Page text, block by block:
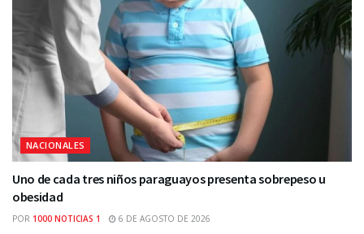
NACIONALES
Uno de cada tres niños paraguayos presenta sobrepeso u
obesidad
POR 1000 NOTICIAS 1 6 DE AGOSTO DE 2026